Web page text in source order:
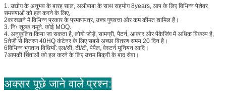
3. निः शुल्क नमूने. कोई MOQ.
4. अनुकूलित किया जा सकता है, लोगो जोड़ें, सामग्री, पैटर्न, आकार और पैकेजिंग में अधिक विकल्प है,
5तेजी से वितरण 40HQ कंटेनर के लिए सबसे अच्छा वितरण समय 20 दिन है।
6विभिन्न भुगतान विधियाँ: एल/सी, टी/टी, पेपैल, वेस्टर्न यूनियन आदि।
7आपकी चिंताओं को हल करने के लिए उत्तम बिक्री के बाद सेवा।
अक्सर पूछे जाने वाले प्रश्न:
1प्रश्न: क्या आप निर्माता या व्यापारिक कंपनी हैं?